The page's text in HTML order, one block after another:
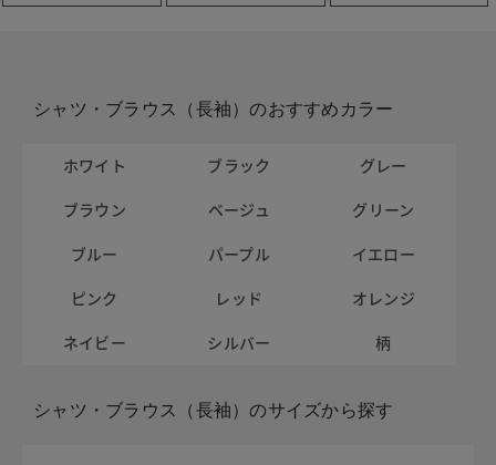
シャツ・ブラウス（長袖）のおすすめカラー
ホワイト ブラック
グレー
ブラウン
ベージュ
グリーン
ブルー
パープル
イエロー
ピンク
レッド
オレンジ
ネイビー
シルバー 柄
シャツ・ブラウス（長袖）のサイズから探す